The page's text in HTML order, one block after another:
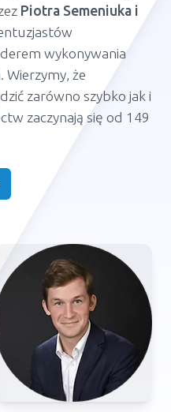
Piotra Semeniuka i
wykonywania
Wierzymy, że
zarówno szybko jak i
zaczynają się od 149